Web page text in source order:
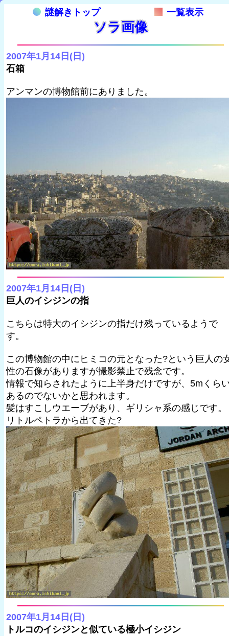
謎解きトップ 一覧表示
ソラ画像
2007年1月14日(日)
石箱
アンマンの博物館前にありました。
2007年1月14日(日)
巨人のイシジンの指
こちらは特大のイシジンの指だけ残っているようで
す。
この博物館の中にヒミコの元となった?という巨人の
性の石像がありますが撮影禁止で残念です。
情報で知らされたように上半身だけですが、5mくら
あるのでないかと思われます。
髪はすこしウエーブがあり、ギリシャ系の感じです。
リトルペトラから出てきた?
2007年1月14日(日)
トルコのイシジンと似ている極小イシジン